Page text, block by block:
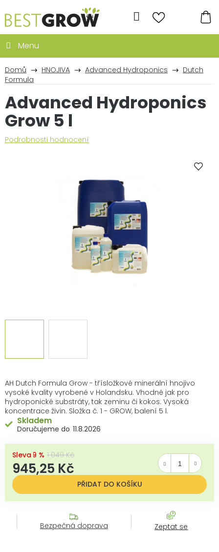
na
obsah
Hledat
Domů HNOJIVA Advanced Hydroponics
Dutch
Formula
AH Dutch Formula Grow - třísložkové minerální hnojivo
vysoké kvality vyrobené v Holandsku. Vhodné jak pro
hydroponické substráty, tak zeminu či kokos. Vysoká
koncentrace živin. Složka č. 1 - GROW, balení 5 l.
Skladem
11.8.2026
1 049 Kč
–9 %
945,25 Kč
Měrná cena:
PŘIDAT DO KOŠÍKU
Bezpečná doprava Zeptat se
Advanced Hydroponics
Grow 5 l
Průměrné
Podrobnosti hodnocení